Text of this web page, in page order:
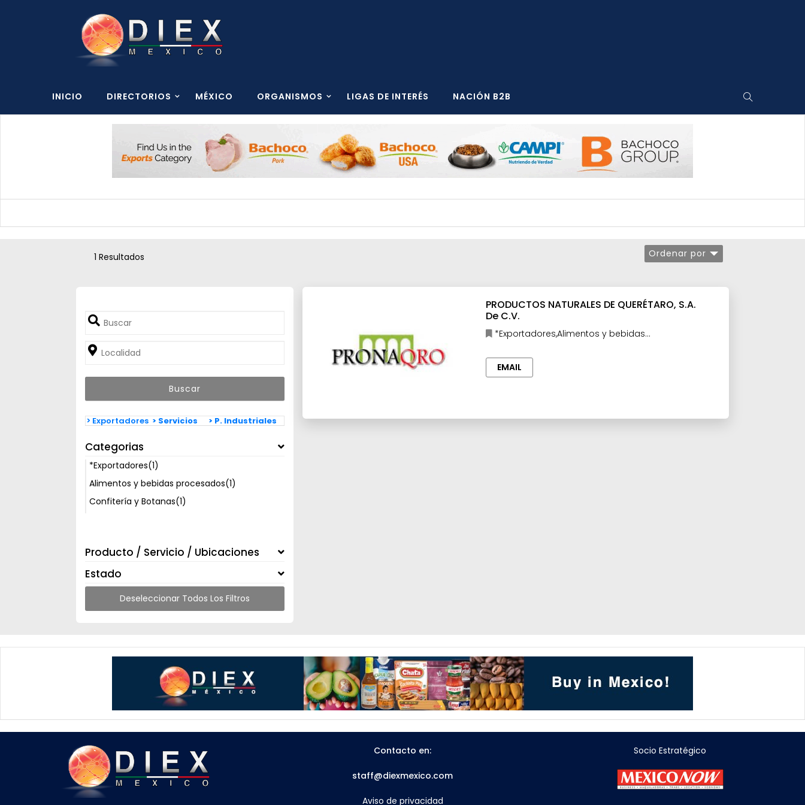
INICIO DIRECTORIOS MÉXICO ORGANISMOS LIGAS DE INTERÉS NACIÓN B2B
> Exportadores > Servicios > P. Industriales
Categorias
*Exportadores(1)
Alimentos y bebidas procesados(1)
Confitería y Botanas(1)
Producto / Servicio / Ubicaciones
Estado
1 Resultados Ordenar por
Deseleccionar Todos Los Filtros
PRODUCTOS NATURALES DE QUERÉTARO, S.A.
De C.V.
*Exportadores,Alimentos y bebidas
EMAIL
Contacto en:
staff@diexmexico.com
Aviso de privacidad
Socio Estratégico